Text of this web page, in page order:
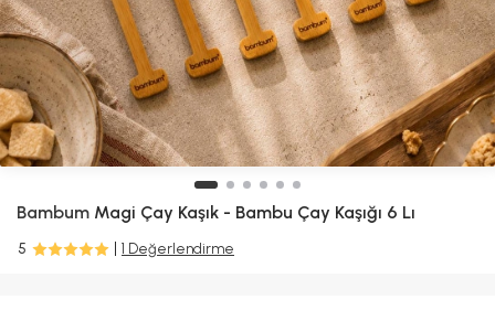
Bambum Magi Çay Kaşık - Bambu Çay Kaşığı 6 Lı
5 1 Değerlendirme